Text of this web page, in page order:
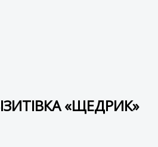
«ЩЕДРИК»